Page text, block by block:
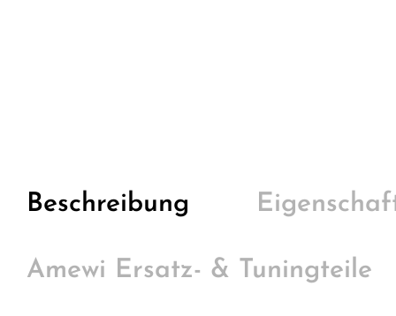
Beschreibung
Amewi Ersatz- & Tuningteile